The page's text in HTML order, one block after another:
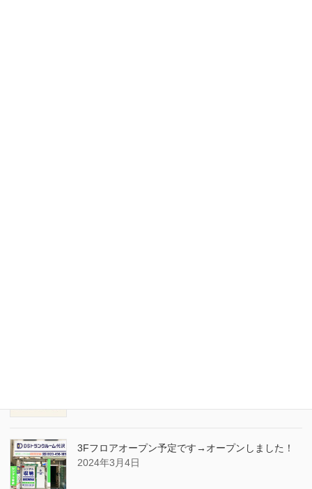
3Fフロアオープン予定です→オープンしました！
2024年3月4日